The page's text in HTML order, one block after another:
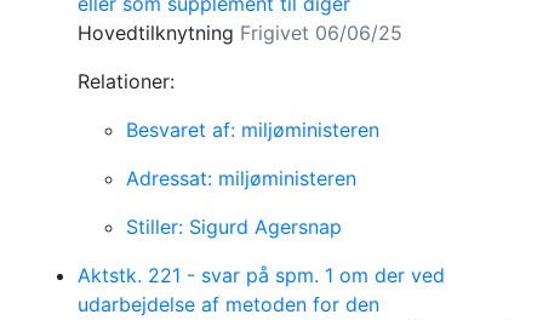
Hovedtilknytning Frigivet 06/06/25
Relationer:
Besvaret af: miljøministeren
Adressat: miljøministeren
Stiller: Sigurd Agersnap
Aktstk. 221 - svar på spm. 1 om der ved
udarbejdelse af metoden for den